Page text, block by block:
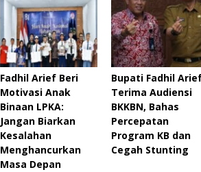
Fadhil Arief Beri
Motivasi Anak
Binaan LPKA:
Jangan Biarkan
Kesalahan
Menghancurkan
Masa Depan
Bupati Fadhil
Terima Audiensi
BKKBN, Bahas
Percepatan
Program KB dan
Cegah Stunting